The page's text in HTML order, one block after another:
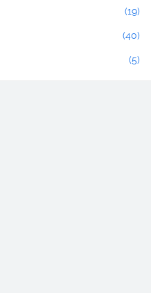
(19)
(40)
(5)